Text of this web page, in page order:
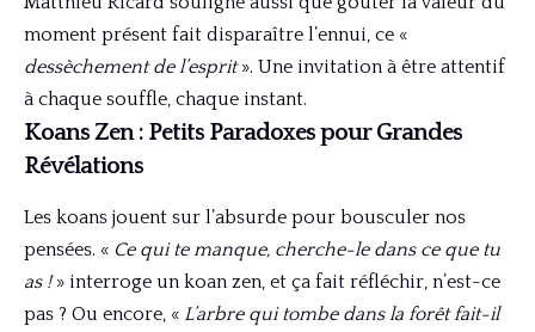
moment présent fait disparaître l’ennui, ce «
dessèchement de l’esprit». Une invitation à être attentif
à chaque souffle, chaque instant.
Koans Zen : Petits Paradoxes pour Grandes
Révélations
Les koans jouent sur l’absurde pour bousculer nos
pensées. « Ce qui te manque, cherche-le dans ce que tu
as !» interroge un koan zen, et ça fait réfléchir, n’est-ce
pas ? Ou encore, « L’arbre qui tombe dans la forêt fait-il